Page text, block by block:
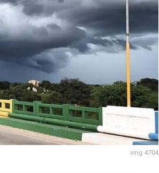
img 4704